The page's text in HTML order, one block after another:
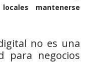
mantenerse
no es una
para negocios